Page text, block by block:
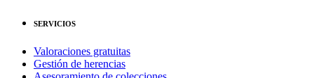
SERVICIOS
Valoraciones gratuitas
Gestión de herencias